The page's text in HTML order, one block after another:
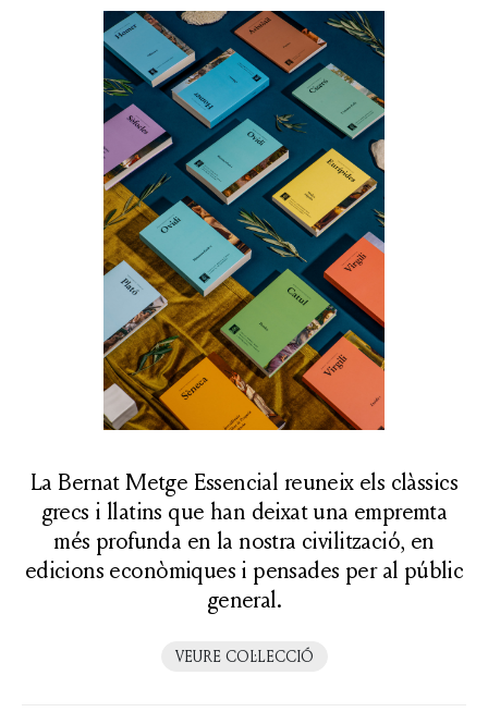
La Bernat Metge Essencial reuneix els clàssics
grecs i llatins que han deixat una empremta
més profunda en la nostra civilització, en
edicions econòmiques i pensades per al públic
general.
VEURE COL·LECCIÓ